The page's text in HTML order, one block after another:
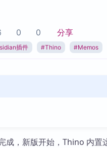
热门链接 Top5
Obsidian 官方
插件
库
0 0 分享
插件 #Thino #Memos
成，新版开始，Thino 内置